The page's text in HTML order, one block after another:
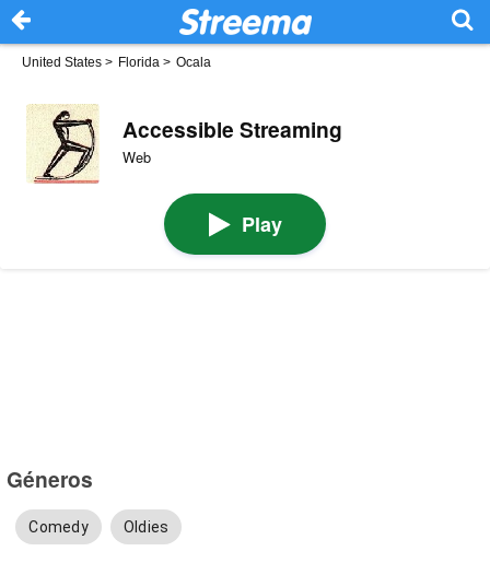
United States > Florida > Ocala
Accessible Streaming
Web
Play
Géneros
Comedy Oldies